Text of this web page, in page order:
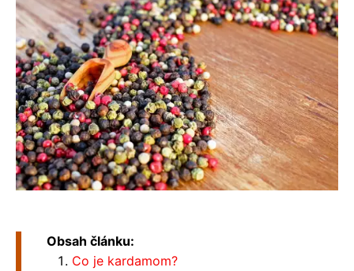
Obsah článku:
Co je kardamom?